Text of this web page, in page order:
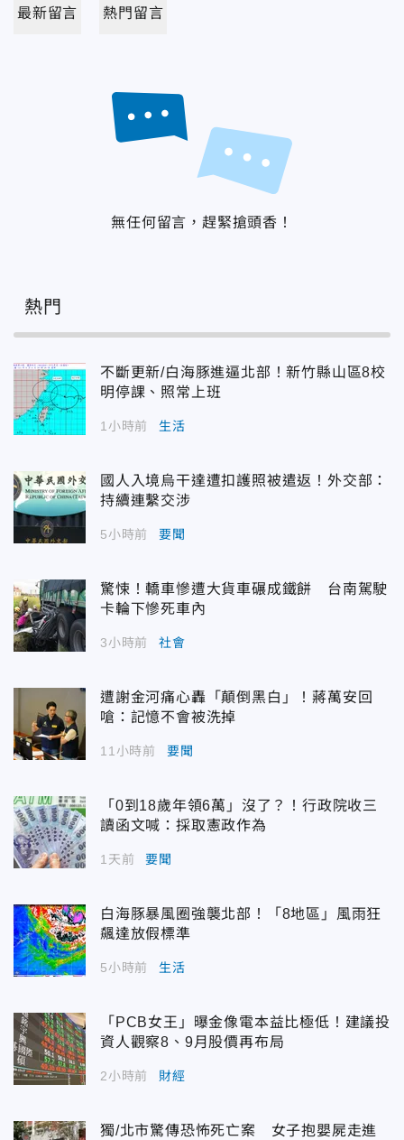
最新留言 熱門留言
無任何留言，趕緊搶頭香！
熱門
不斷更新/白海豚進逼北部！新竹縣山區8校
明停課、照常上班
1小時前 生活
國人入境烏干達遭扣護照被遣返！外交部：
持續連繫交涉
5小時前 要聞
驚悚！轎車慘遭大貨車碾成鐵餅 台南駕駛
卡輪下慘死車內
3小時前 社會
遭謝金河痛心轟「顛倒黑白」！蔣萬安回
嗆：記憶不會被洗掉
11小時前 要聞
「0到18歲年領6萬」沒了？！行政院收三
讀函文喊：採取憲政作為
1天前 要聞
白海豚暴風圈強襲北部！「8地區」風雨狂
飆達放假標準
5小時前 生活
「PCB女王」曝金像電本益比極低！建議投
資人觀察8、9月股價再布局
2小時前 財經
獨/北市驚傳恐怖死亡案 女子抱嬰屍走進